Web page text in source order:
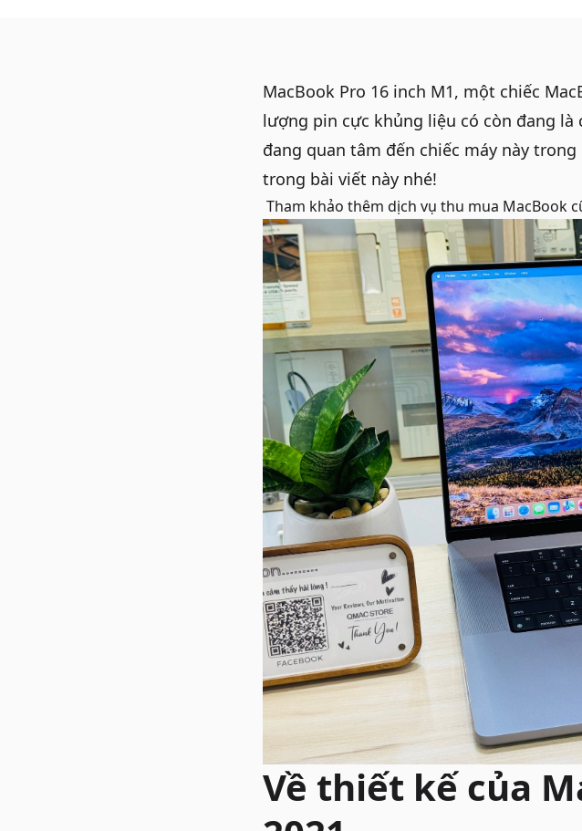
MacBook Pro 16 inch M1, một chiếc
lượng pin cực khủng liệu có còn đang là
đang quan tâm đến chiếc máy này
trong bài viết này nhé!
Tham khảo thêm dịch vụ thu mua MacBook
Về thiết kế của